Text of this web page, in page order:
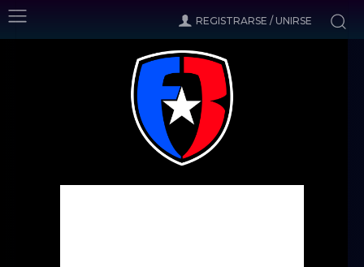
REGISTRARSE / UNIRSE